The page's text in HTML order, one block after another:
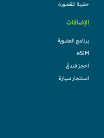
حقيبة المقصورة
الإضافات
برنامج العضوية
eSIM
احجز فندقً
استئجار سيارة